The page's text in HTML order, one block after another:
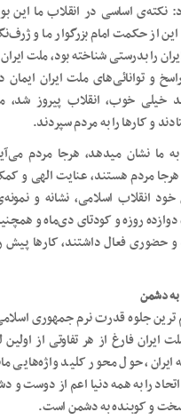
نکته‌ی اساسی در انقلاب ما این
این از حکمت امام بزرگوار ما و
را بدرستی شناخته بود، ملت ایران
و توانائی‌های ملت ایران ایمان
خیلی خوب، انقلاب پیروز شد،
و کارها را به مردم سپردند.
ما نشان میدهد، هرجا مردم
مردم هستند، عنایت الهی و
انقلاب اسلامی، نشانه و
روزه و کودتای دی‌ماه و
و حضوری فعال داشتند، کارها
دشمن
جلوه قدرت نرم جمهوری اسلامی
ایران فارغ از هر تفاوتی از
حول محور کلید واژه‌هایی
را به همه دنیا اعم از دوست و
و کوبنده به دشمن است.